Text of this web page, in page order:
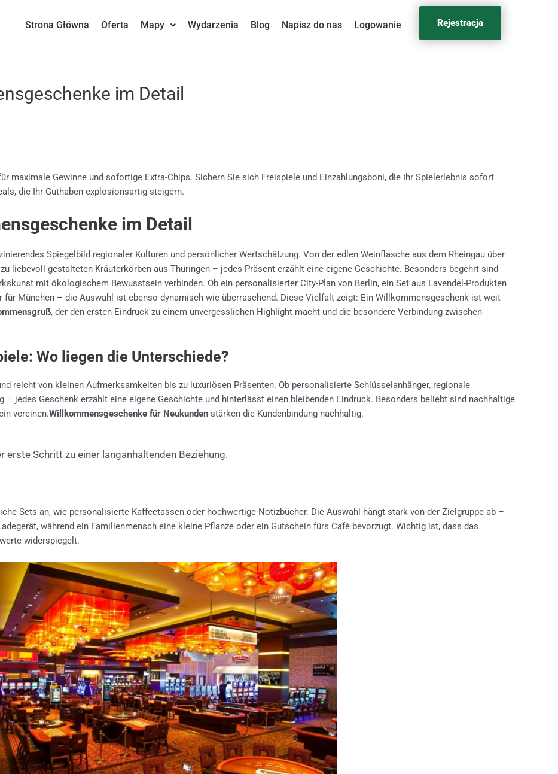
Strona Główna Oferta Mapy Wydarzenia Blog Napisz do nas Logowanie Rejestracja
im Detail
maximale Gewinne und sofortige Extra-Chips. Sichern Sie sich Freispiele und Einzahlungsboni, die Ihr Spielerlebnis sofort
die Ihr Guthaben explosionsartig steigern.
im Detail
Spiegelbild regionaler Kulturen und persönlicher Wertschätzung. Von der edlen Weinflasche aus dem Rheingau über
liebevoll gestalteten Kräuterkörben aus Thüringen – jedes Präsent erzählt eine eigene Geschichte. Besonders begehrt sind
mit ökologischem Bewusstsein verbinden. Ob ein personalisierter City-Plan von Berlin, ein Set aus Lavendel-Produkten
für München – die Auswahl ist ebenso dynamisch wie überraschend. Diese Vielfalt zeigt: Ein Willkommensgeschenk ist weit
, der den ersten Eindruck zu einem unvergesslichen Highlight macht und die besondere Verbindung zwischen
Wo liegen die Unterschiede?
reicht von kleinen Aufmerksamkeiten bis zu luxuriösen Präsenten. Ob personalisierte Schlüsselanhänger, regionale
jedes Geschenk erzählt eine eigene Geschichte und hinterlässt einen bleibenden Eindruck. Besonders beliebt sind nachhaltige
vereinen.Willkommensgeschenke für Neukunden stärken die Kundenbindung nachhaltig.
Schritt zu einer langanhaltenden Beziehung.
Sets an, wie personalisierte Kaffeetassen oder hochwertige Notizbücher. Die Auswahl hängt stark von der Zielgruppe ab –
während ein Familienmensch eine kleine Pflanze oder ein Gutschein fürs Café bevorzugt. Wichtig ist, dass das
widerspiegelt.